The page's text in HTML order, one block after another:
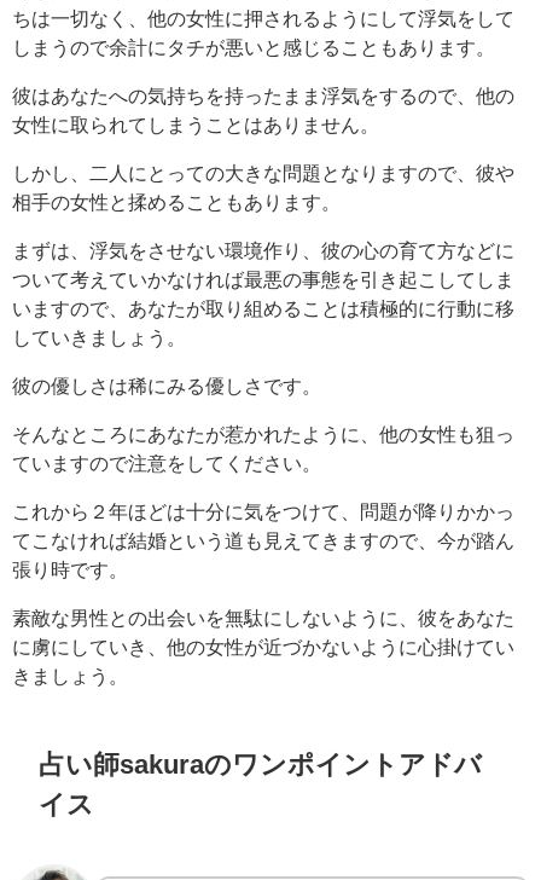
ちは一切なく、他の女性に押されるようにして浮気をして
しまうので余計にタチが悪いと感じることもあります。
彼はあなたへの気持ちを持ったまま浮気をするので、他の
女性に取られてしまうことはありません。
しかし、二人にとっての大きな問題となりますので、彼や
相手の女性と揉めることもあります。
まずは、浮気をさせない環境作り、彼の心の育て方などに
ついて考えていかなければ最悪の事態を引き起こしてしま
いますので、あなたが取り組めることは積極的に行動に移
していきましょう。
彼の優しさは稀にみる優しさです。
そんなところにあなたが惹かれたように、他の女性も狙っ
ていますので注意をしてください。
これから２年ほどは十分に気をつけて、問題が降りかかっ
てこなければ結婚という道も見えてきますので、今が踏ん
張り時です。
素敵な男性との出会いを無駄にしないように、彼をあなた
に虜にしていき、他の女性が近づかないように心掛けてい
きましょう。
占い師sakuraのワンポイントアドバ
イス